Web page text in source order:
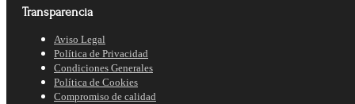
Transparencia
Aviso Legal
Política de Privacidad
Condiciones Generales
Política de Cookies
Compromiso de calidad